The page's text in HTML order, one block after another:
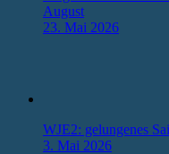
August
23. Mai 2026
WJE2: gelungenes
3. Mai 2026